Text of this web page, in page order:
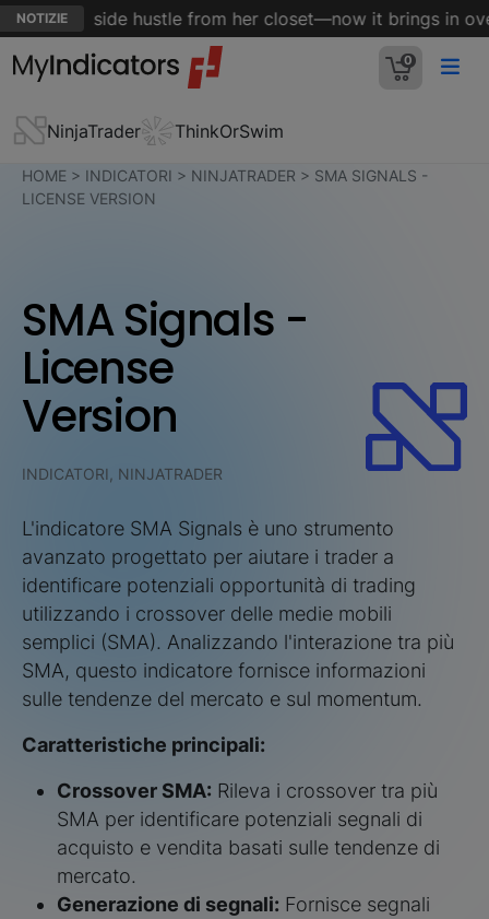
NOTIZIE
start a side hustle from her closet—now it brings in
0
NinjaTrader ThinkOrSwim
HOME > INDICATORI > NINJATRADER > SMA SIGNALS -
LICENSE VERSION
SMA Signals -
License
Version
INDICATORI, NINJATRADER
L'indicatore SMA Signals è uno strumento
avanzato progettato per aiutare i trader a
identificare potenziali opportunità di trading
utilizzando i crossover delle medie mobili
semplici (SMA). Analizzando l'interazione tra più
SMA, questo indicatore fornisce informazioni
sulle tendenze del mercato e sul momentum.
Caratteristiche principali:
Crossover SMA: Rileva i crossover tra più
SMA per identificare potenziali segnali di
acquisto e vendita basati sulle tendenze di
mercato.
Generazione di segnali: Fornisce segnali